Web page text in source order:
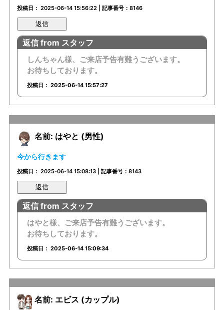
投稿日： 2025-06-14 15:56:22 | 記事番号：8146
返信
返信 from スタッフ
しんちゃん様、ご来店予告有難うございます。
お待ちしております。
投稿日： 2025-06-14 15:57:27
名前: はやと (男性)
今から行きます
投稿日： 2025-06-14 15:08:13 | 記事番号：8143
返信
返信 from スタッフ
はやと様、ご来店予告有難うございます。
お待ちしております。
投稿日： 2025-06-14 15:09:34
名前: エビス (カップル)